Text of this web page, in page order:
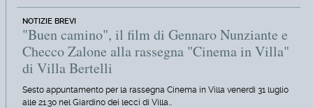
NOTIZIE BREVI
"Buen camino", il film di Gennaro Nunziante e
Checco Zalone alla rassegna "Cinema in Villa"
di Villa Bertelli
Sesto appuntamento per la rassegna Cinema in Villa venerdì 31 luglio
alle 21.30 nel Giardino dei lecci di Villa…